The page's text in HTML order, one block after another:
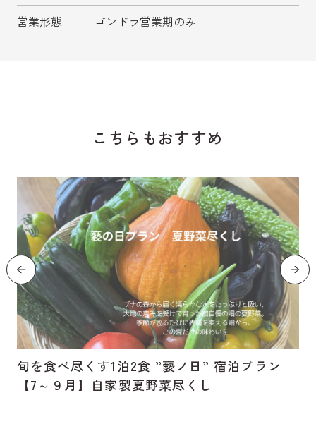
営業形態 ゴンドラ営業期のみ
こちらもおすすめ
旬を食べ尽くす1泊2食 ”褻ノ日” 宿泊プラン
【7～９月】自家製夏野菜尽くし